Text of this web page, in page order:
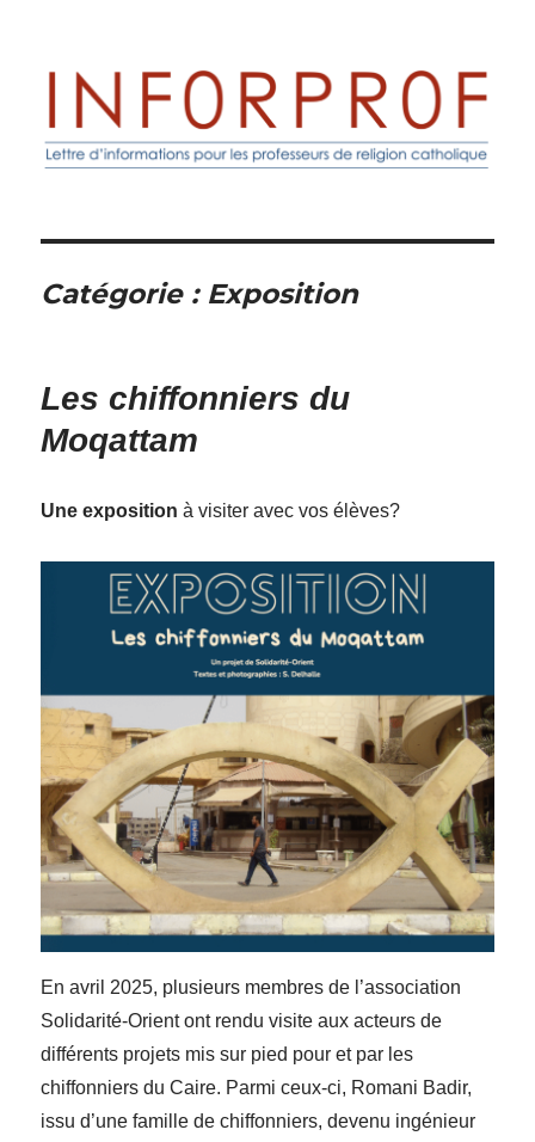
Inforprof
Catégorie : Exposition
Les chiffonniers du
Moqattam
Une expositionà visiter avec vos élèves?
En avril 2025, plusieurs membres de l’association
Solidarité-Orient ont rendu visite aux acteurs de
différents projets mis sur pied pour et par les
chiffonniers du Caire. Parmi ceux-ci, Romani Badir,
issu d’une famille de chiffonniers, devenu ingénieur